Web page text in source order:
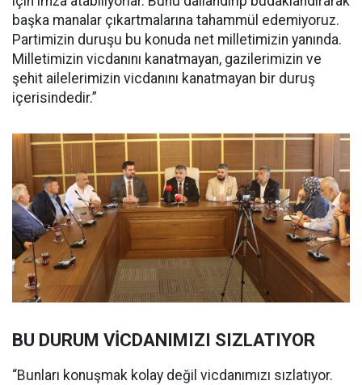
başka manalar çıkartmalarına tahammül edemiyoruz.
Partimizin duruşu bu konuda net milletimizin yanında.
Milletimizin vicdanını kanatmayan, gazilerimizin ve
şehit ailelerimizin vicdanını kanatmayan bir duruş
içerisindedir.”
BU DURUM VİCDANIMIZI SIZLATIYOR
“Bunları konuşmak kolay değil vicdanımızı sızlatıyor.